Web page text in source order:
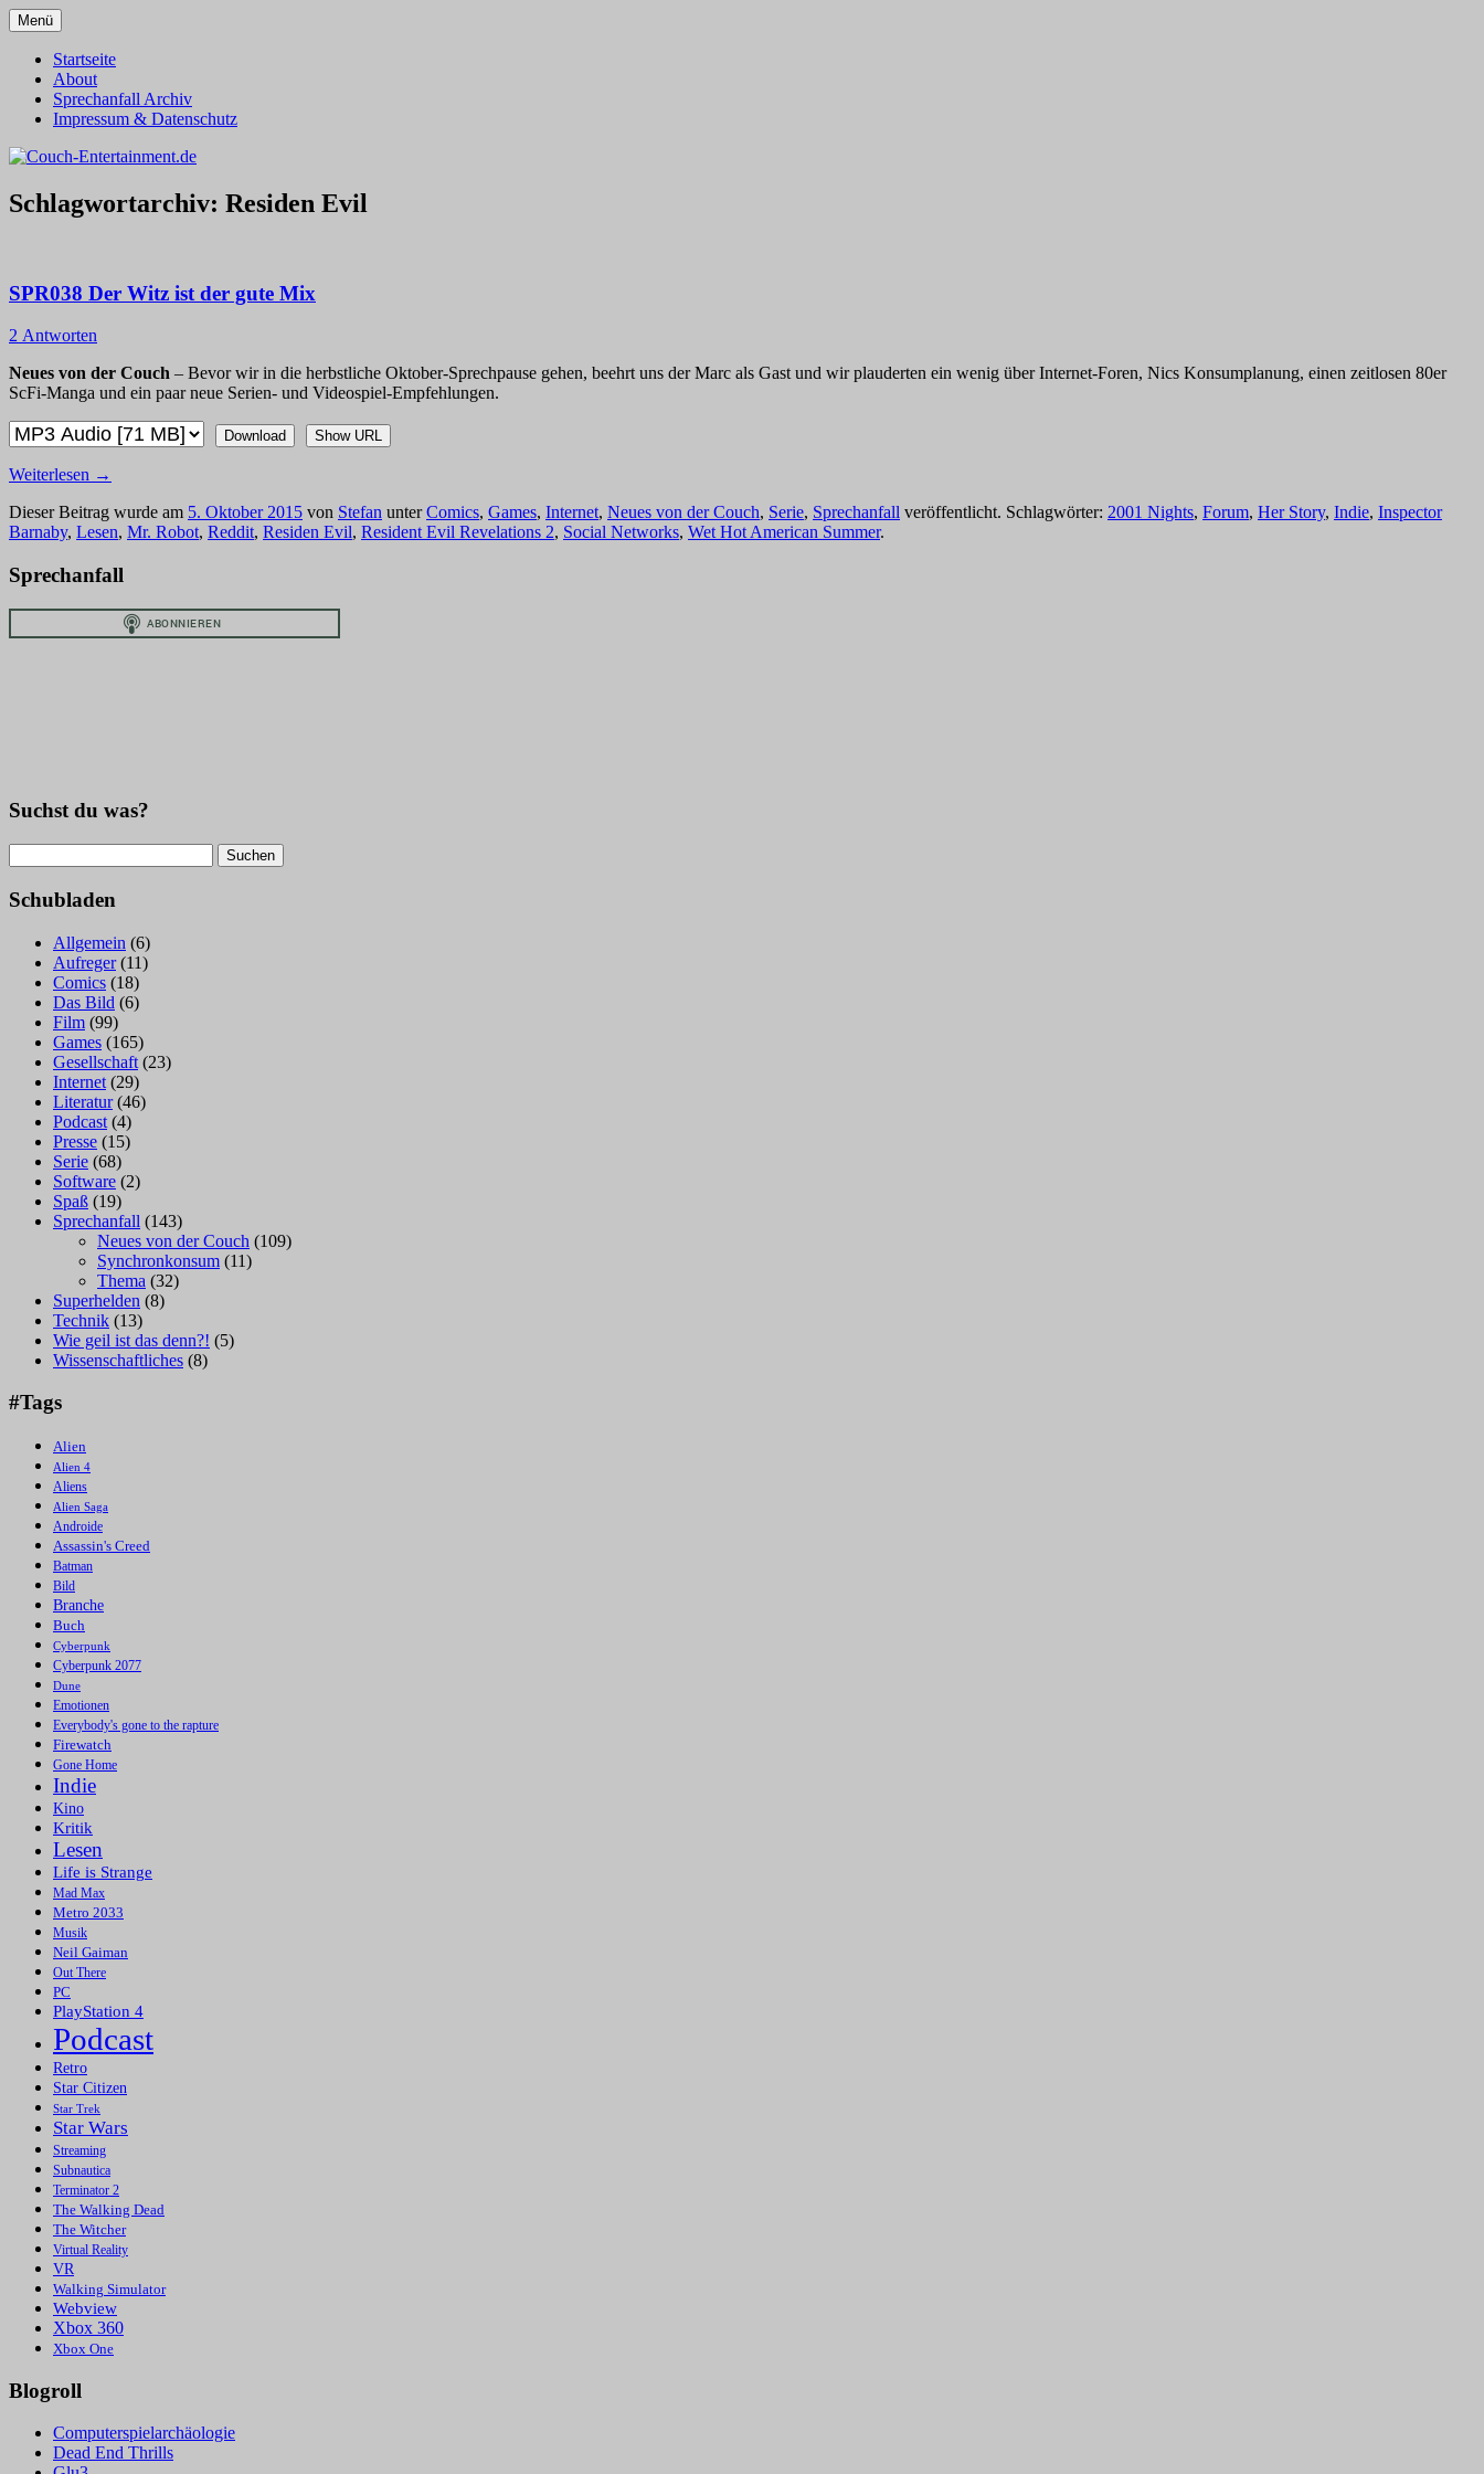
Zum
Inhalt
springen
Couch-Entertainment.de
Menü
Startseite
About
Sprechanfall Archiv
Impressum & Datenschutz
Schlagwortarchiv: Residen Evil
SPR038 Der Witz ist der gute Mix
2 Antworten
Neues von der Couch – Bevor wir in die herbstliche Oktober-Sprechpause gehen, beehrt uns der Marc als Gast und wir plauderten ein wenig über Internet-Foren, Nics Konsumplanung, einen zeitlosen 80er
ScFi-Manga und ein paar neue Serien- und Videospiel-Empfehlungen.
Download Show URL
Weiterlesen →
Dieser Beitrag wurde am 5. Oktober 2015 von Stefan unterComics, Games, Internet, Neues von der Couch, Serie, Sprechanfall veröffentlicht. Schlagwörter: 2001 Nights, Forum, Her Story, Indie, Inspector
Barnaby, Lesen, Mr. Robot, Reddit, Residen Evil, Resident Evil Revelations 2, Social Networks, Wet Hot American Summer.
Sprechanfall
Suchst du was?
nach:
Schubladen
Allgemein (6)
Aufreger(11)
Comics (18)
Das Bild (6)
Film (99)
Games (165)
Gesellschaft (23)
Internet (29)
Literatur(46)
Podcast (4)
Presse (15)
Serie (68)
Software (2)
Spaß (19)
Sprechanfall (143)
Neues von der Couch (109)
Synchronkonsum (11)
Thema (32)
Superhelden (8)
Technik (13)
Wie geil ist das denn?! (5)
Wissenschaftliches (8)
#Tags
Alien
Alien 4
Aliens
Alien Saga
Androide
Assassin's Creed
Batman
Bild
Branche
Buch
Cyberpunk
Cyberpunk 2077
Dune
Emotionen
Everybody's gone to the rapture
Firewatch
Gone Home
Indie
Kino
Kritik
Lesen
Life is Strange
Mad Max
Metro 2033
Musik
Neil Gaiman
Out There
PC
PlayStation 4
Podcast
Retro
Star Citizen
Star Trek
Star Wars
Streaming
Subnautica
Terminator 2
The Walking Dead
The Witcher
Virtual Reality
VR
Walking Simulator
Webview
Xbox 360
Xbox One
Blogroll
Computerspielarchäologie
Dead End Thrills